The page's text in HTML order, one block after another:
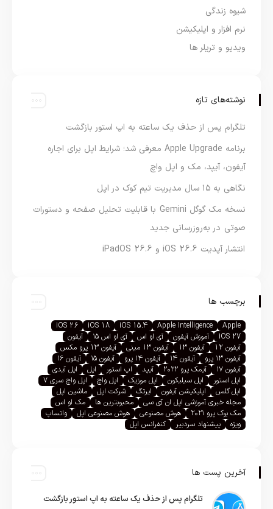
شیوه زندگی
نرم افزار و اپلیکیشن
ویدیو و تریلر ها
نوشته‌های تازه
تلگرام پس از حذف یک ساعته به اپ استور بازگشت
برنامه Apple Upgrade معرفی شد؛ شرایط اپل برای اجاره
آیفون، آیپد، مک و اپل واچ
نگاهی به ۱۵ سال مدیریت تیم کوک در اپل
نسخه مک گوگل Gemini با قابلیت تحلیل صفحه و دستورات
صوتی در به‌روزرسانی جدید
انتشار آپدیت iOS 26.6 و iPadOS 26.6
برچسب ها
Apple
Apple Intelligence
iOS 15.4
iOS 18
iOS 26
iOS 27
آموزش آیفون آی او اس آی او اس ۱۵
آیفون
آیفون 12
آیفون 13 آیفون 13 مینی
آیفون 13 پرو مکس
آیفون ۱۳ پرو
آیفون ۱۴ آیفون ۱۴ پرو آیفون ۱۵
آیفون ۱۶
آیفون ۱۷
آیمک پرو ۲۰۲۲ آیپد اپ استور اپل
اپل آیدی
اپل استور
اپل سیلیکون اپل موزیک اپل واچ
اپل واچ سری ۷
اپل گلس
اپلیکیشن آیفون ایرتگ شرکت اپل
ماشین اپل
مجله خبری آموزشی اپل ان آی سی
محبوبترین ها
مک او اس
مک بوک پرو ۲۰۲۱
هوش مصنوعی هوش مصنوعی اپل
واتساپ
ویژه
پیشنهاد سردبیر کنفرانس اپل
آخرین پست ها
تلگرام پس از حذف یک ساعته به اپ استور بازگشت